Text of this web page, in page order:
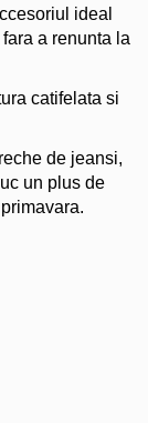
ideal
a renunta la
catifelata si
de jeansi,
un plus de